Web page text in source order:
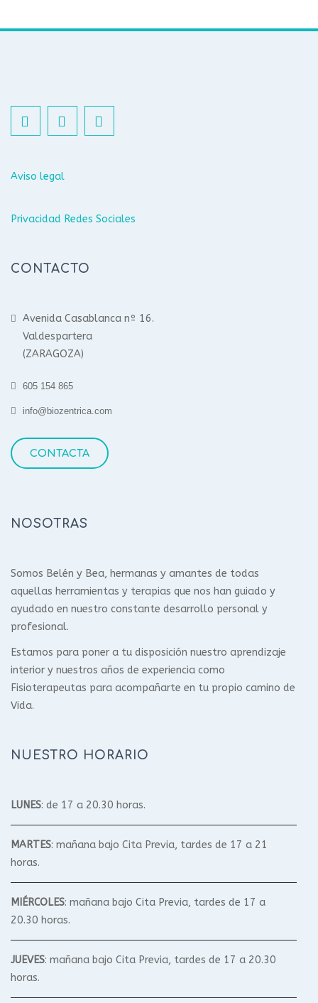
Aviso legal
Privacidad Redes Sociales
CONTACTO
Avenida Casablanca nº 16.
Valdespartera
(ZARAGOZA)
605 154 865
info@biozentrica.com
CONTACTA
NOSOTRAS
Somos Belén y Bea, hermanas y amantes de todas
aquellas herramientas y terapias que nos han guiado y
ayudado en nuestro constante desarrollo personal y
profesional.
Estamos para poner a tu disposición nuestro aprendizaje
interior y nuestros años de experiencia como
Fisioterapeutas para acompañarte en tu propio camino de
Vida.
NUESTRO HORARIO
LUNES: de 17 a 20.30 horas.
MARTES: mañana bajo Cita Previa, tardes de 17 a 21
horas.
MIÉRCOLES: mañana bajo Cita Previa, tardes de 17 a
20.30 horas.
JUEVES: mañana bajo Cita Previa, tardes de 17 a 20.30
horas.